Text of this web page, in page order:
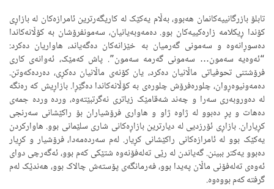
تابلۆ بازرگانییەکانمان هەبوو، بەڵام یەکێک لە کاریگەرترین ئامرازەکان لە بازاڕی
کۆندا ڕیکلامە زارەکییەکان بوو. دەمەوبەیانیان، سەمونفرۆشان بە کۆڵانەکاندا
دەسوڕانەوە و سەمونی گەرمیان بە خێزانەکان دەگەیاند، هاواریان دەکرد:
“ئەوەیە سەمون… سەمونی گەرمە سەمون”. پاش کەمێک، ئەوانەی کاری
فرۆشتنی تحوفیاتی ماڵانیان دەکرد، یان کۆنەی ماڵانیان دەکڕی، دەردەکەوتن.
دەمەونیوەڕوان، چلورەفرۆش چلورەی بە کۆڵانەکاندا دەگێڕا. بازاڕیش کە رەنگە
لە دەوروبەری سەرا و چەند شەقامێک زیاتری نەگرتبێتەوە، وردە وردە جمەی
دەهات و پڕ دەبوو لە ژاوە ژاو و هاواری فرۆشیاران بۆ راکێشانی سەرنجی
کڕیاران. بازاڕی ئۆرزدیی لە دیارترین بازاڕەکانی شاری سلێمانی بوو. هاوارکردن
یەکێک بوو لە ئامرازەکانی راکێشانی کڕیار. لەم سەردەمەدا، فرۆشیار و کڕیار
دەبوو یەکتر ببینن. گەیاندن لە رێی تەلەفۆنەوە شتێکی کەم بوو، ئەگەرچی دوای
ئەوەی تەلەفۆنی ماڵان پەیدا بوو، فەرمانگەی پۆستەش چالاک بوو، هەندێک لەم
گرفتە کەم بووەوە.